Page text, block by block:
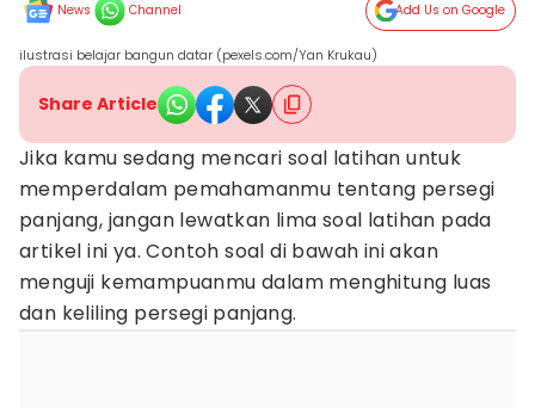
News Channel Add Us on Google
ilustrasi belajar bangun datar (pexels.com/Yan Krukau)
Share Article
Jika kamu sedang mencari soal latihan untuk
memperdalam pemahamanmu tentang persegi
panjang, jangan lewatkan lima soal latihan pada
artikel ini ya. Contoh soal di bawah ini akan
menguji kemampuanmu dalam menghitung luas
dan keliling persegi panjang.